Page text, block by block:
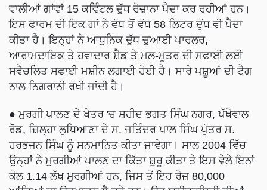
ਵਾਲੀਆਂ ਗਾਂਵਾਂ 15 ਕਵਿੰਟਲ ਦੁੱਧ ਰੋਜ਼ਾਨਾ ਪੈਦਾ ਕਰ ਰਹੀਆਂ ਹਨ।
ਇਸ ਫਾਰਮ ਦੀ ਇਕ ਗਾਂ ਨੇ ਵੱਧ ਤੋਂ ਵੱਧ 58 ਲਿਟਰ ਦੁੱਧ ਵੀ ਪੈਦਾ
ਕੀਤਾ ਹੈ। ਇਨ੍ਹਾਂ ਨੇ ਆਧੁਨਿਕ ਦੁੱਧ ਚੁਆਈ ਪਾਰਲਰ,
ਆਰਾਮਦਾਇਕ ਤੇ ਹਵਾਦਾਰ ਸ਼ੈਡ ਤੇ ਮਲ-ਮੂਤਰ ਦੀ ਸਫਾਈ ਲਈ
ਸਵੈਚਲਿਤ ਸਫਾਈ ਮਸ਼ੀਨ ਲਗਾਈ ਹੋਈ ਹੈ। ਸਾਰੇ ਪਸ਼ੂਆਂ ਦੀ ਟੈਗ
ਨਾਲ ਨਿਗਰਾਨੀ ਰੱਖੀ ਜਾਂਦੀ ਹੈ।
● ਮੁਰਗੀ ਪਾਲਣ ਦੇ ਖੇਤਰ 'ਚ ਸ਼ਹੀਦ ਭਗਤ ਸਿੰਘ ਨਗਰ, ਪੱਖੋਵਾਲ
ਰੋਡ, ਜ਼ਿਲ੍ਹਾ ਲੁਧਿਆਣਾ ਦੇ ਸ. ਜਤਿੰਦਰ ਪਾਲ ਸਿੰਘ ਪੁੱਤਰ ਸ.
ਹਰਭਜਨ ਸਿੰਘ ਨੂੰ ਸਨਮਾਨਿਤ ਕੀਤਾ ਜਾਵੇਗਾ। ਸਾਲ 2004 ਵਿੱਚ
ਉਨ੍ਹਾਂ ਨੇ ਮੁਰਗੀਆਂ ਪਾਲਣ ਦਾ ਕਿੱਤਾ ਸ਼ੁਰੂ ਕੀਤਾ ਤੇ ਇਸ ਵੇਲੇ ਇਨਾਂ
ਕੋਲ 1.14 ਲੱਖ ਮੁਰਗੀਆਂ ਹਨ, ਜਿਸ ਤੋਂ ਇਹ ਰੋਜ਼ 80,000